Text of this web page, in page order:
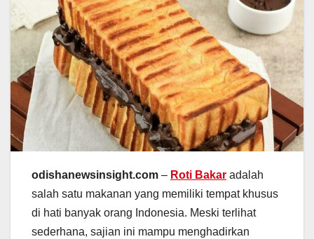
odishanewsinsight.com – Roti Bakar adalah
salah satu makanan yang memiliki tempat khusus
di hati banyak orang Indonesia. Meski terlihat
sederhana, sajian ini mampu menghadirkan